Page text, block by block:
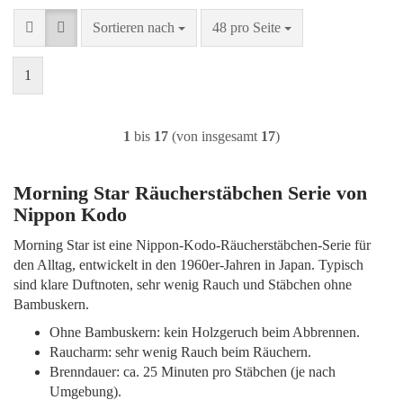
Sortieren nach
Sortieren nach 48 pro Seite
pro Seite
1
1 bis 17 (von insgesamt 17)
Morning Star Räucherstäbchen Serie von
Nippon Kodo
Morning Star ist eine Nippon-Kodo-Räucherstäbchen-Serie für
den Alltag, entwickelt in den 1960er-Jahren in Japan. Typisch
sind klare Duftnoten, sehr wenig Rauch und Stäbchen ohne
Bambuskern.
Ohne Bambuskern: kein Holzgeruch beim Abbrennen.
Raucharm: sehr wenig Rauch beim Räuchern.
Brenndauer: ca. 25 Minuten pro Stäbchen (je nach
Umgebung).